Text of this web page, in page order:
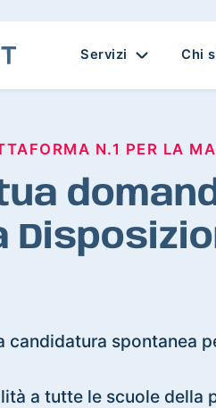
Servizi Chi
N.1 PER LA
candidatura spontanea
a tutte le scuole della